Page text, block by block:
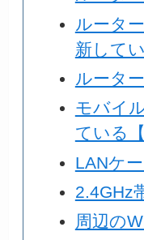
ルータ
新して
ルータ
モバイ
ている
LANケ
2.4GHz
周辺の